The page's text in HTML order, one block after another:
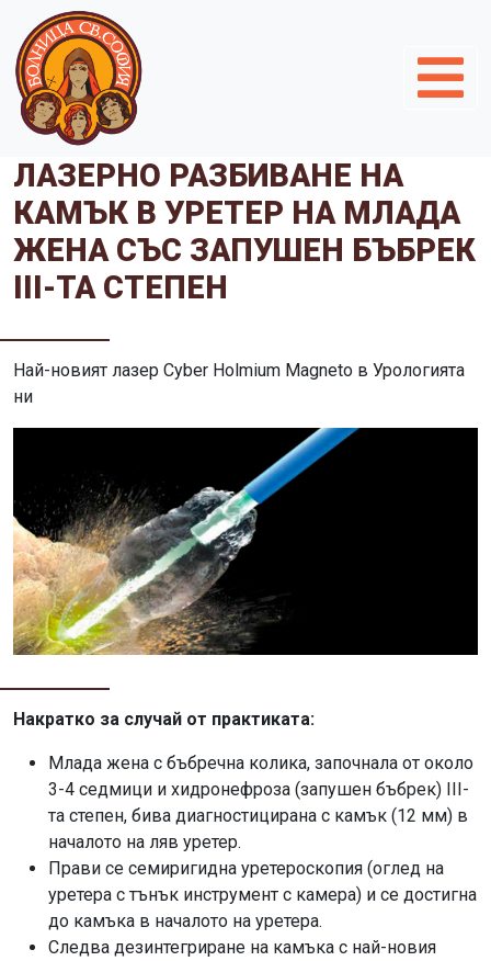
ЛАЗЕРНО РАЗБИВАНЕ НА
КАМЪК В УРЕТЕР НА МЛАДА
ЖЕНА СЪС ЗАПУШЕН БЪБРЕК
III-ТА СТЕПЕН
Най-новият лазер Cyber Holmium Magneto в Урологията
ни
Накратко за случай от практиката:
Млада жена с бъбречна колика, започнала от около
3-4 седмици и хидронефроза (запушен бъбрек) III-
та степен, бива диагностицирана с камък (12 мм) в
началото на ляв уретер.
Прави се семиригидна уретероскопия (оглед на
уретера с тънък инструмент с камера) и се достигна
до камъка в началото на уретера.
Следва дезинтегриране на камъка с най-новия